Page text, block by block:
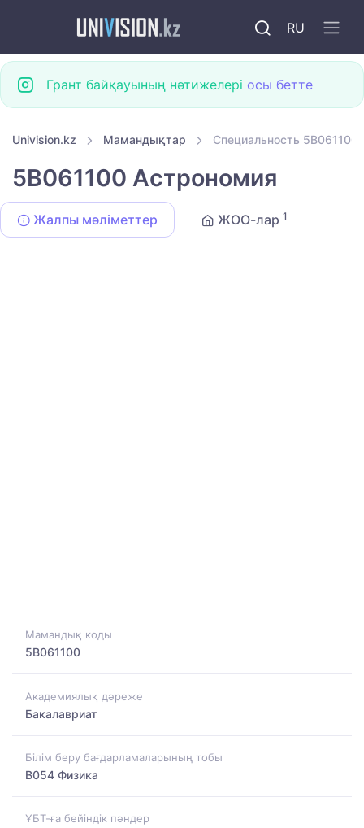
RU
Грант байқауының нәтижелері осы бетте
Univision.kz Мамандықтар Специальность
5B061100 Астрономия
Жалпы мәліметтер ЖОО-лар 1
Мамандық коды
5B061100
Академиялық дәреже
Бакалавриат
Білім беру бағдарламаларының тобы
B054 Физика
ҰБТ-ға бейіндік пәндер